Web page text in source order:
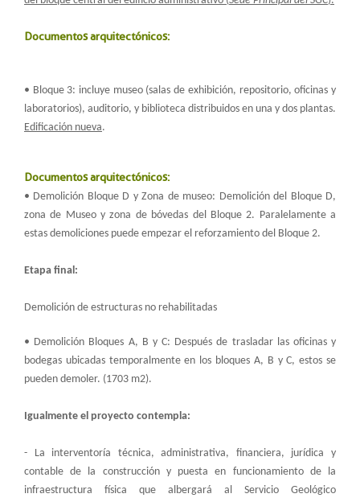
Documentos arquitectónicos:
• Bloque 3: incluye museo (salas de exhibición, repositorio, oficinas y
laboratorios), auditorio, y biblioteca distribuidos en una y dos plantas.
Edificación nueva.
Documentos arquitectónicos:
• Demolición Bloque D y Zona de museo: Demolición del Bloque D,
zona de Museo y zona de bóvedas del Bloque 2. Paralelamente a
estas demoliciones puede empezar el reforzamiento del Bloque 2.
Etapa final:
Demolición de estructuras no rehabilitadas
• Demolición Bloques A, B y C: Después de trasladar las oficinas y
bodegas ubicadas temporalmente en los bloques A, B y C, estos se
pueden demoler. (1703 m2).
Igualmente el proyecto contempla:
- La interventoría técnica, administrativa, financiera, jurídica y
contable de la construcción y puesta en funcionamiento de la
infraestructura física que albergará al Servicio Geológico